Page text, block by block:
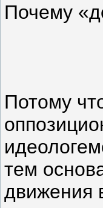
Почему
Потому
тем
движения